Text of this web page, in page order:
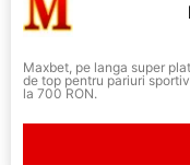
Maxbet, pe langa super
de top pentru pariuri
la 700 RON.